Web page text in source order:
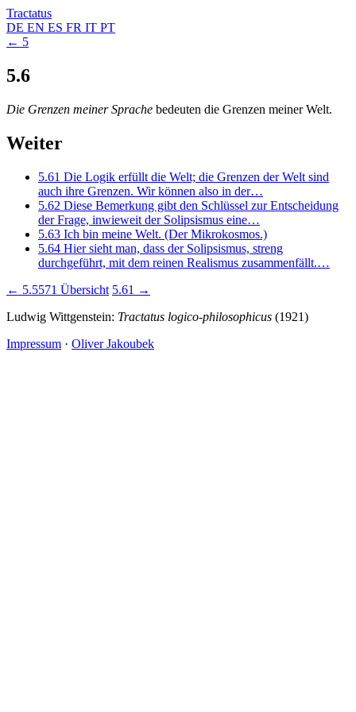
Tractatus
DE EN ES FR IT PT
← 5
5.6
Die Grenzen meiner Sprache bedeuten die Grenzen meiner Welt.
Weiter
5.61 Die Logik erfüllt die Welt; die Grenzen der Welt sind
auch ihre Grenzen. Wir können also in der…
5.62 Diese Bemerkung gibt den Schlüssel zur Entscheidung
der Frage, inwieweit der Solipsismus eine…
5.63 Ich bin meine Welt. (Der Mikrokosmos.)
5.64 Hier sieht man, dass der Solipsismus, streng
durchgeführt, mit dem reinen Realismus zusammenfällt.…
← 5.5571 Übersicht 5.61 →
Ludwig Wittgenstein: Tractatus logico-philosophicus (1921)
Impressum · Oliver Jakoubek